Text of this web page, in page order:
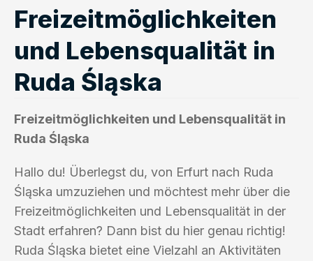
Freizeitmöglichkeiten
und Lebensqualität in
Ruda Śląska
Freizeitmöglichkeiten und Lebensqualität in
Ruda Śląska
Hallo du! Überlegst du, von Erfurt nach Ruda
Śląska umzuziehen und möchtest mehr über die
Freizeitmöglichkeiten und Lebensqualität in der
Stadt erfahren? Dann bist du hier genau richtig!
Ruda Śląska bietet eine Vielzahl an Aktivitäten